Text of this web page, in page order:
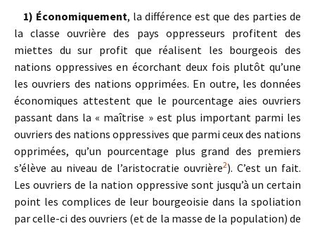
1) Économiquement, la différence est que des parties de
la classe ou­vrière des pays oppresseurs profitent des
miettes du sur profit que réalisent les bourgeois des
nations oppressives en écorchant deux fois plutôt qu’une
les ouvriers des nations opprimées. En outre, les données
économiques attestent que le pourcentage aies ouvriers
passant dans la « maîtrise » est plus important parmi les
ouvriers des nations oppressives que parmi ceux des nations
opprimées, qu’un pourcentage plus grand des premiers
s’élève au niveau de l’aristocratie ouvrière2). C’est un fait.
Les ouvriers de la nation oppressive sont jusqu’à un certain
point les com­plices de leur bourgeoisie dans la spoliation
par celle-ci des ouvriers (et de la masse de la population) de